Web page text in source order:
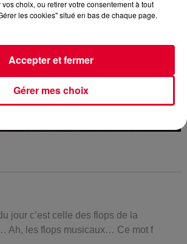
jour c’est celle des flops de la
Ah, les flops musicaux… Ce mot f
choix, ou retirer votre consentement à tout
les cookies" situé en bas de chaque page.
Gérer mes choix
Accepter et fermer